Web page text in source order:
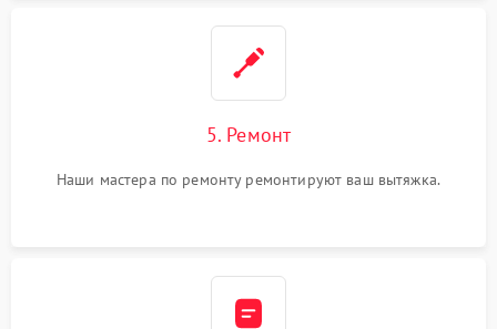
5. Ремонт
Наши мастера по ремонту ремонтируют ваш вытяжка.